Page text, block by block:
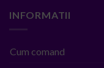
INFORMATII
Cum comand